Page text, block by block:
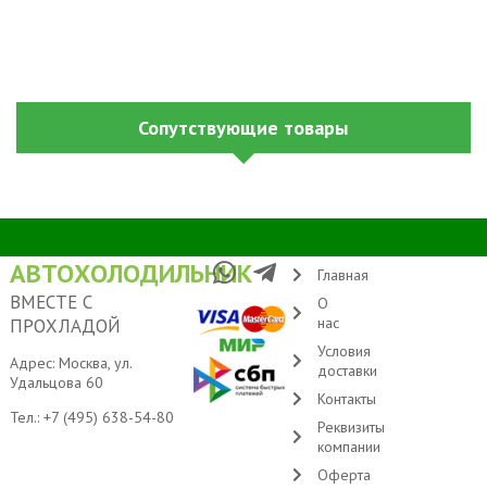
Сопутствующие товары
АВТОХОЛОДИЛЬНИК
ВМЕСТЕ С
ПРОХЛАДОЙ
Адрес: Москва, ул.
Удальцова 60
Тел.: +7 (495) 638-54-80
Главная
О
нас
Условия
доставки
Контакты
Реквизиты
компании
Оферта